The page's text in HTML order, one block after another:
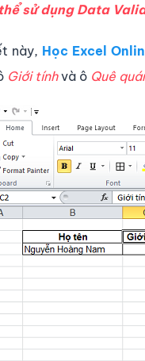
sử dụng Data
này, Học Excel
Giới tínhvà ô Quê